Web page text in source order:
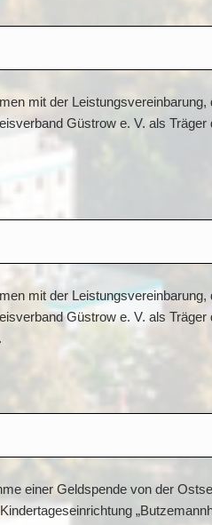
mit der
Güstrow e. V. als
mit der
Güstrow e. V. als
einer Geldspende von der